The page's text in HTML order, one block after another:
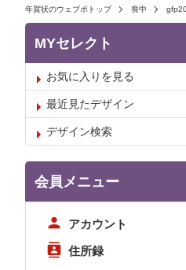
年賀状のウェブポトップ 喪中
MYセレクト
お気に入りを見る
最近見たデザイン
デザイン検索
会員メニュー
アカウント
住所録